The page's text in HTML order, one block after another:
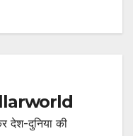
देश-दुनिया की